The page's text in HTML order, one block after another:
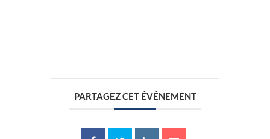
PARTAGEZ CET ÉVÉNEMENT